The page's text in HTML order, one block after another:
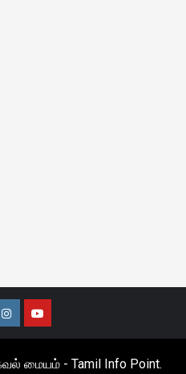
InstagramYoutube
மையம் - Tamil Info Point.